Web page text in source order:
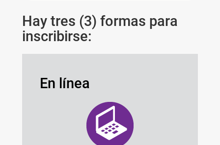
Hay tres (3) formas para
inscribirse:
En línea